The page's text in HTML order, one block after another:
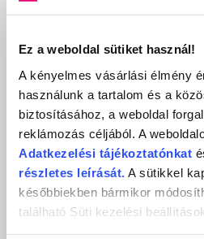
Ez a weboldal sütiket használ!
A kényelmes vásárlási élmény
használunk a tartalom és a
biztosításához, a weboldal
reklámozás céljából. A
Adatkezelési tájékoztatónkat
részletes leírását. A sütikkel
későbbiekben bármikor
található Süti kezelési
LONG LASTING BŐRHATÁSÚ
skin